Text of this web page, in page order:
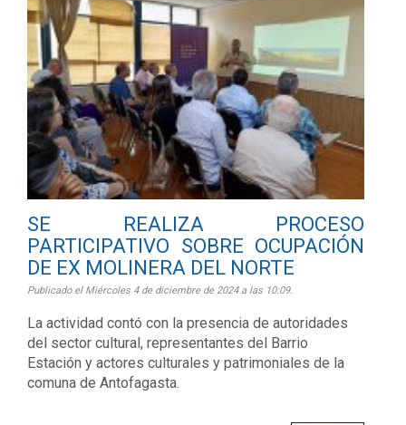
SE REALIZA PROCESO
PARTICIPATIVO SOBRE OCUPACIÓN
DE EX MOLINERA DEL NORTE
Publicado el Miércoles 4 de diciembre de 2024 a las 10:09.
La actividad contó con la presencia de autoridades
del sector cultural, representantes del Barrio
Estación y actores culturales y patrimoniales de la
comuna de Antofagasta.